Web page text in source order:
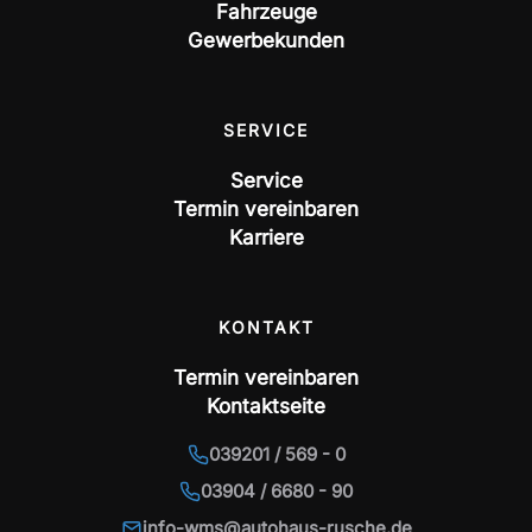
Fahrzeuge
Gewerbekunden
SERVICE
Service
Termin vereinbaren
Karriere
KONTAKT
Termin vereinbaren
Kontaktseite
039201 / 569 - 0
03904 / 6680 - 90